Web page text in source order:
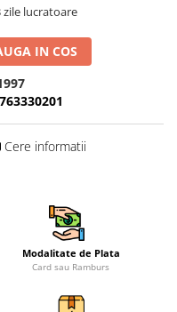
zile lucratoare
IN COS
Cere informatii
Modalitate de Plata
Card sau Ramburs